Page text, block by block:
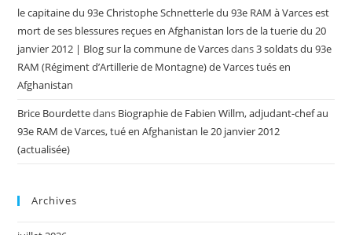
le capitaine du 93e Christophe Schnetterle du 93e RAM à Varces est
mort de ses blessures reçues en Afghanistan lors de la tuerie du 20
janvier 2012 | Blog sur la commune de Varcesdans3 soldats du 93e
RAM (Régiment d’Artillerie de Montagne) de Varces tués en
Afghanistan
Brice Bourdettedans Biographie de Fabien Willm, adjudant-chef au
93e RAM de Varces, tué en Afghanistan le 20 janvier 2012
(actualisée)
Archives